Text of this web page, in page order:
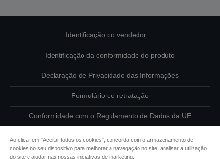
Identificação do vendedor
Identificação da conformidade do produto
Declaração de Privacidade das Informações
Formulário de retratação
Conformidade com o Regulamento de Dados da UE
Informações sobre cookies
Ao clicar em "Aceitar todos os cookies", concorda com o armazenamento de
cookies no seu dispositivo para melhorar a navegação no site, analisar a utilização
do site e ajudar nas nossas iniciativas de marketing.